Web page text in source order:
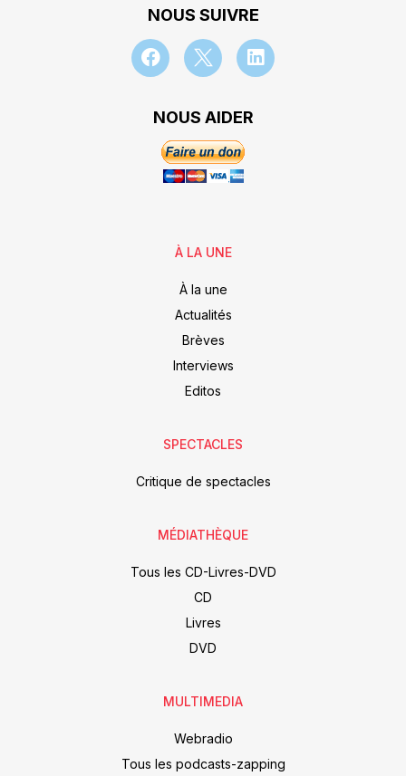
NOUS SUIVRE
NOUS AIDER
À LA UNE
À la une
Actualités
Brèves
Interviews
Editos
SPECTACLES
Critique de spectacles
MÉDIATHÈQUE
Tous les CD-Livres-DVD
CD
Livres
DVD
MULTIMEDIA
Webradio
Tous les podcasts-zapping